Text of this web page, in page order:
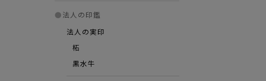
●法人の印鑑
法人の実印
柘
黒水牛